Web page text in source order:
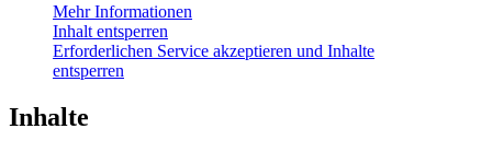
Mehr Informationen
Inhalt entsperren
Erforderlichen Service akzeptieren und Inhalte
entsperren
Inhalte